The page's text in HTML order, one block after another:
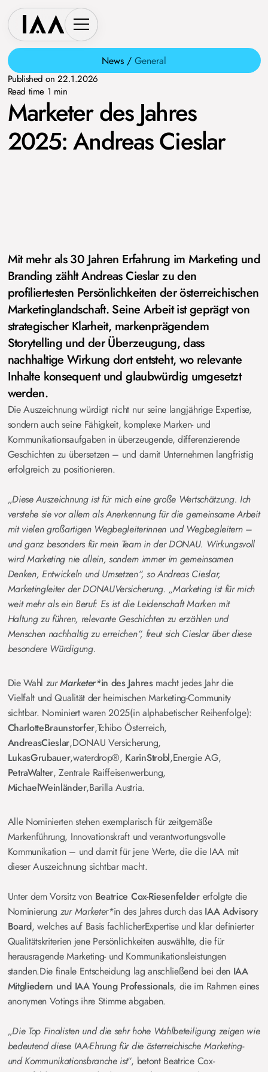
News / General
Published on22.1.2026
Read time 1 min
Marketer des Jahres
2025: Andreas Cieslar
Mit mehr als 30 Jahren Erfahrung im Marketing und
Branding zählt Andreas Cieslar zu den
profiliertesten Persönlichkeiten der österreichischen
Marketinglandschaft. Seine Arbeit ist geprägt von
strategischer Klarheit, markenprägendem
Storytelling und der Überzeugung, dass
nachhaltige Wirkung dort entsteht, wo relevante
Inhalte konsequent und glaubwürdig umgesetzt
werden.
Die Auszeichnung würdigt nicht nur seine langjährige Expertise,
sondern auch seine Fähigkeit, komplexe Marken- und
Kommunikationsaufgaben in überzeugende, differenzierende
Geschichten zu übersetzen – und damit Unternehmen langfristig
erfolgreich zu positionieren.
„Diese Auszeichnung ist für mich eine große Wertschätzung. Ich
verstehe sie vor allem als Anerkennung für die gemeinsame Arbeit
mit vielen großartigen Wegbegleiterinnen und Wegbegleitern –
und ganz besonders für mein Team in der DONAU. Wirkungsvoll
wird Marketing nie allein, sondern immer im gemeinsamen
Denken, Entwickeln und Umsetzen“, so Andreas Cieslar,
Marketingleiter der DONAUVersicherung. „Marketing ist für mich
weit mehr als ein Beruf: Es ist die Leidenschaft Marken mit
Haltung zu führen, relevante Geschichten zu erzählen und
Menschen nachhaltig zu erreichen“, freut sich Cieslar über diese
besondere Würdigung.
Die Wahl zurMarketer*in des Jahresmacht jedes Jahr die
Vielfalt und Qualität der heimischen Marketing-Community
sichtbar. Nominiert waren 2025(in alphabetischer Reihenfolge):
CharlotteBraunstorfer,Tchibo Österreich,
AndreasCieslar,DONAU Versicherung,
LukasGrubauer,waterdrop®, KarinStrobl,Energie AG,
PetraWalter, Zentrale Raiffeisenwerbung,
MichaelWeinländer,Barilla Austria.
Alle Nominierten stehen exemplarisch für zeitgemäße
Markenführung, Innovationskraft und verantwortungsvolle
Kommunikation – und damit für jene Werte, die die IAA mit
dieser Auszeichnung sichtbar macht.
Unter dem Vorsitz von Beatrice Cox-Riesenfeldererfolgte die
Nominierung zur Marketer*in des Jahres durch das IAA Advisory
Board, welches auf Basis fachlicherExpertise und klar definierter
Qualitätskriterien jene Persönlichkeiten auswählte, die für
herausragende Marketing- und Kommunikationsleistungen
standen.Die finale Entscheidung lag anschließend bei den IAA
Mitgliedern und IAA Young Professionals, die im Rahmen eines
anonymen Votings ihre Stimme abgaben.
„Die Top Finalisten und die sehr hohe Wahlbeteiligung zeigen wie
bedeutend diese IAA‑Ehrung für die österreichische Marketing-
und Kommunikationsbranche ist“, betont Beatrice Cox-